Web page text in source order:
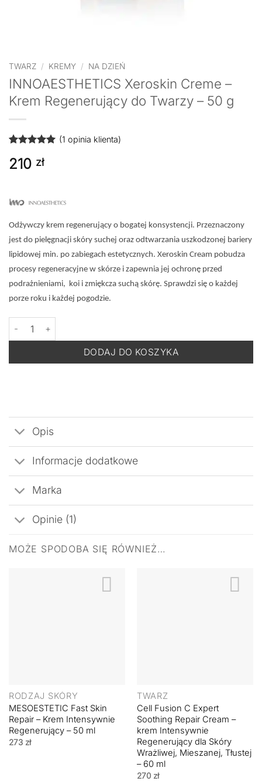
TWARZ / KREMY / NA DZIEŃ
INNOAESTHETICS Xeroskin Creme –
Krem Regenerujący do Twarzy – 50 g
na 5 na
podstawie
(1 opinia klienta)
210 zł
Odżywczy krem regenerujący o bogatej konsystencji. Przeznaczony
jest do pielęgnacji skóry suchej oraz odtwarzania uszkodzonej bariery
lipidowej min. po zabiegach estetycznych. Xeroskin Cream pobudza
procesy regeneracyjne w skórze i zapewnia jej ochronę przed
podrażnieniami, koi i zmiękcza suchą skórę. Sprawdzi się o każdej
porze roku i każdej pogodzie.
ilość INNOAESTHETICS Xeroskin Creme - Krem Regenerujący
DODAJ DO KOSZYKA
Opis
Informacje dodatkowe
Marka
Opinie (1)
MOŻE SPODOBA SIĘ RÓWNIEŻ…
RODZAJ SKÓRY
MESOESTETIC Fast Skin
Repair – Krem Intensywnie
Regenerujący – 50 ml
273 zł
TWARZ
Cell Fusion C Expert
Soothing Repair Cream –
krem Intensywnie
Regenerujący dla Skóry
Wrażliwej, Mieszanej, Tłustej
– 60 ml
270 zł